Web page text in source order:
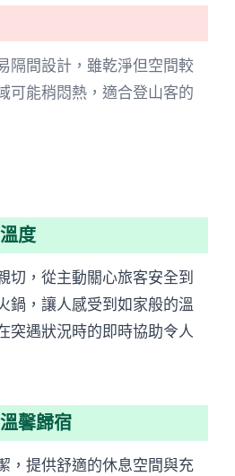
隔間設計，雖乾淨但空間較
可能稍悶熱，適合登山客的
度
切，從主動關心旅客安全到
鍋，讓人感受到如家般的溫
突遇狀況時的即時協助令人
馨歸宿
，提供舒適的休息空間與充